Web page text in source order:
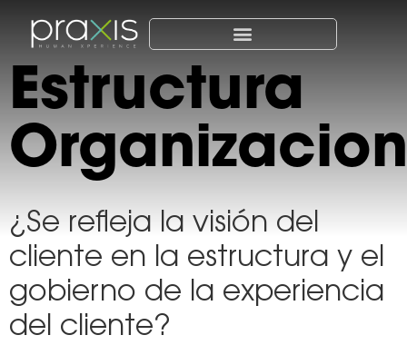
Estructura
¿Se refleja la visión del
cliente en la estructura y el
gobierno de la experiencia
del cliente?